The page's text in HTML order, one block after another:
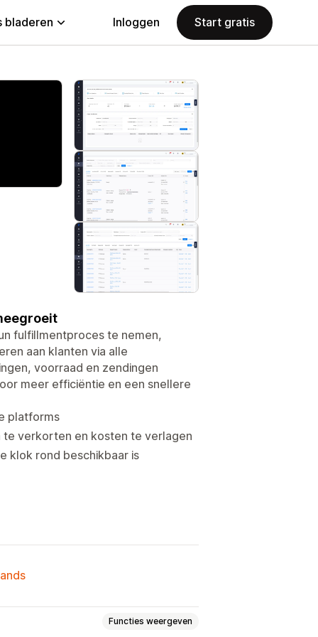
bladeren Inloggen Start gratis
fulfillmentproces te nemen,
aan klanten via alle
voorraad en zendingen
meer efficiëntie en een snellere
platforms
verkorten en kosten te verlagen
klok rond beschikbaar is
Functies weergeven